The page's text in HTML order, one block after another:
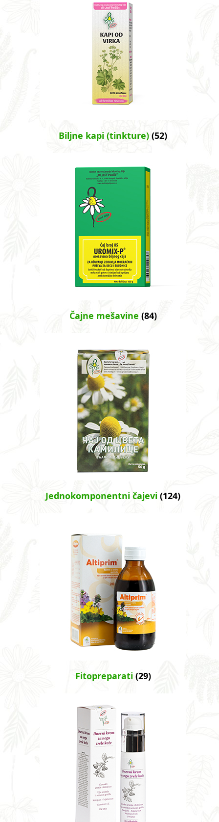
Biljne kapi (tinkture)(52)
Čajne mešavine (84)
Jednokomponentni čajevi(124)
Fitopreparati (29)